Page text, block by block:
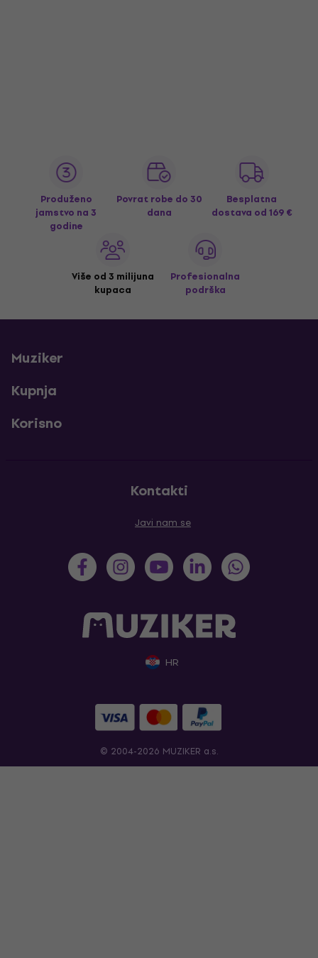
Produženo
jamstvo na 3
godine
Povrat robe do 30
dana
Besplatna
dostava od 169 €
Više od 3 milijuna
kupaca
Profesionalna
podrška
Muziker
Kupnja
Korisno
Kontakti
Javi nam se
HR
© 2004-2026 MUZIKER a.s.